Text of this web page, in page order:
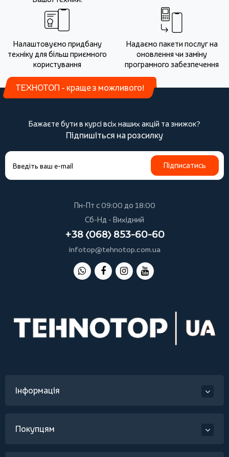
Налаштовуємо придбану
техніку для більш приємного
користування
Надаємо пакети послуг на
оновлення чи заміну
програмного забезпечення
ТЕХНОТОП - краще з можливого!
Бажаєте бути в курсі всіх наших акцій та знижок?
Підпишіться на розсилку
Підписатись
Пн-Пт с 09:00 до 18:00
Сб-Нд - Вихідний
+38 (068) 853-60-60
infotop@tehnotop.com.ua
Інформація
Покупцям